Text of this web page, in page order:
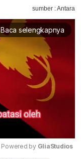
sumber : Antara
Baca selengkapnya
Powered by GliaStudios